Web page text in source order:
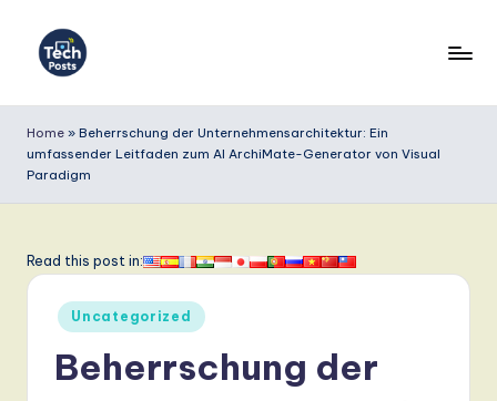
e
c
o
Home » Beherrschung der Unternehmensarchitektur: Ein
umfassender Leitfaden zum AI ArchiMate-Generator von Visual
Paradigm
Read this post in:
Posted
in
Uncategorized
Beherrschung der